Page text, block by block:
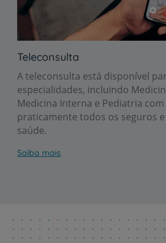
Teleconsulta
A teleconsulta está disponível
especialidades, incluindo
Medicina Interna e Pediatria
praticamente todos os seguros
saúde.
Saiba mais